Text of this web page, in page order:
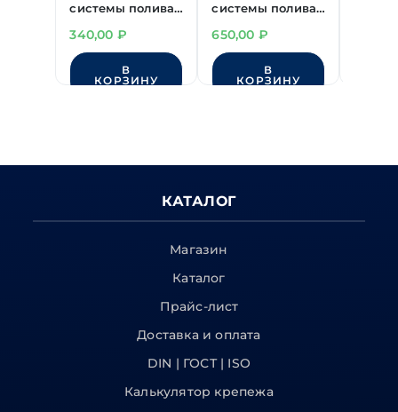
системы полива
(F) - цанга 1/2" с
автостопом
340,00 ₽
В
КОРЗИНУ
системы полива
(M) - хомут 1/2"
650,00 ₽
В
КОРЗИНУ
КАТАЛОГ
Магазин
Каталог
Прайс-лист
Доставка и оплата
DIN | ГОСТ | ISO
Калькулятор крепежа